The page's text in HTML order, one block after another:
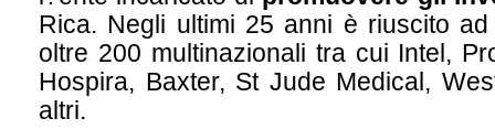
Rica. Negli ultimi 25 anni è riuscito
oltre 200 multinazionali tra cui Intel,
Hospira, Baxter, St Jude Medical,
altri.